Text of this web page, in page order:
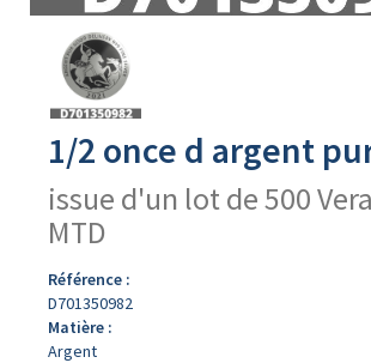
produit
1/2 once d argent
issue d'un lot de 500
MTD
Référence :
D701350982
Matière :
Argent